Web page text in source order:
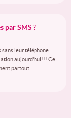
par SMS ?
sans leur téléphone
aujourd'hui!!! Ce
partout...